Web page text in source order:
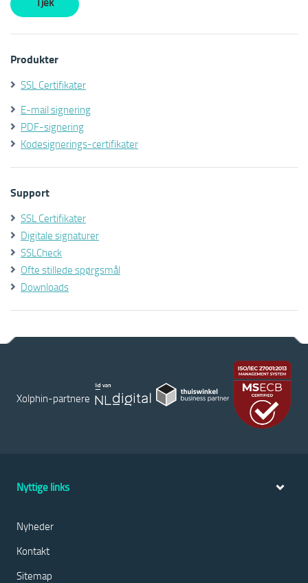
Produkter
SSL Certifikater
E-mail signering
PDF-signering
Kodesignerings-certifikater
Support
SSL Certifikater
Digitale signaturer
SSLCheck
Ofte stillede spørgsmål
Downloads
Xolphin-partnere
Nyttige links
Nyheder
Kontakt
Sitemap